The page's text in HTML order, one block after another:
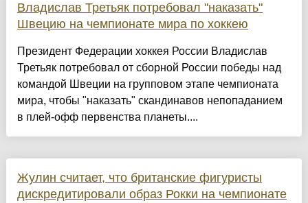
Владислав Третьяк потребовал "наказать"
Швецию на чемпионате мира по хоккею
Президент Федерации хоккея России Владислав
Третьяк потребовал от сборной России победы над
командой Швеции на групповом этапе чемпионата
мира, чтобы "наказать" скандинавов непопаданием
в плей-офф первенства планеты....
Жулин считает, что британские фигуристы
дискредитировали образ Рокки на чемпионате